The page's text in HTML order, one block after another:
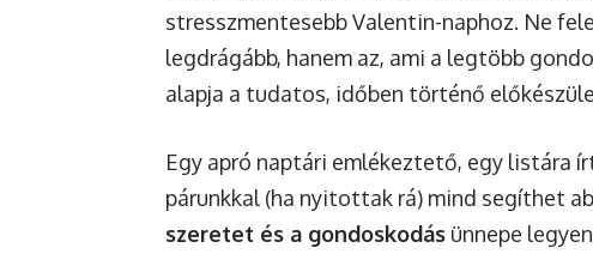
stresszmentesebb Valentin-naphoz. Ne
legdrágább, hanem az, ami a legtöbb
alapja a tudatos, időben történő
Egy apró naptári emlékeztető, egy listára
párunkkal (ha nyitottak rá) mind segíthet
szeretet és a gondoskodás ünnepe